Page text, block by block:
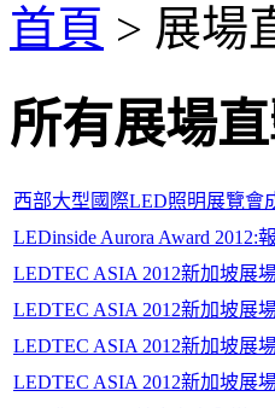
首頁 > 展場
所有展場
西部大型國際LED照明展覽會
LEDinside Aurora Award
LEDTEC ASIA 2012新加坡展
LEDTEC ASIA 2012新加坡展
LEDTEC ASIA 2012新加坡展
LEDTEC ASIA 2012新加坡展